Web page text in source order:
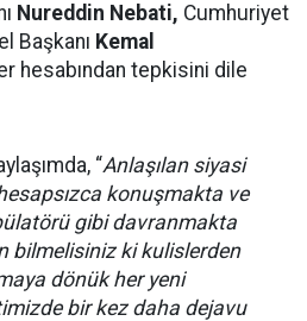
Nureddin Nebati, Cumhuriyet
Başkanı Kemal
hesabından tepkisini dile
“Anlaşılan siyasi
konuşmakta ve
gibi davranmakta
bilmelisiniz ki kulislerden
dönük her yeni
bir kez daha dejavu